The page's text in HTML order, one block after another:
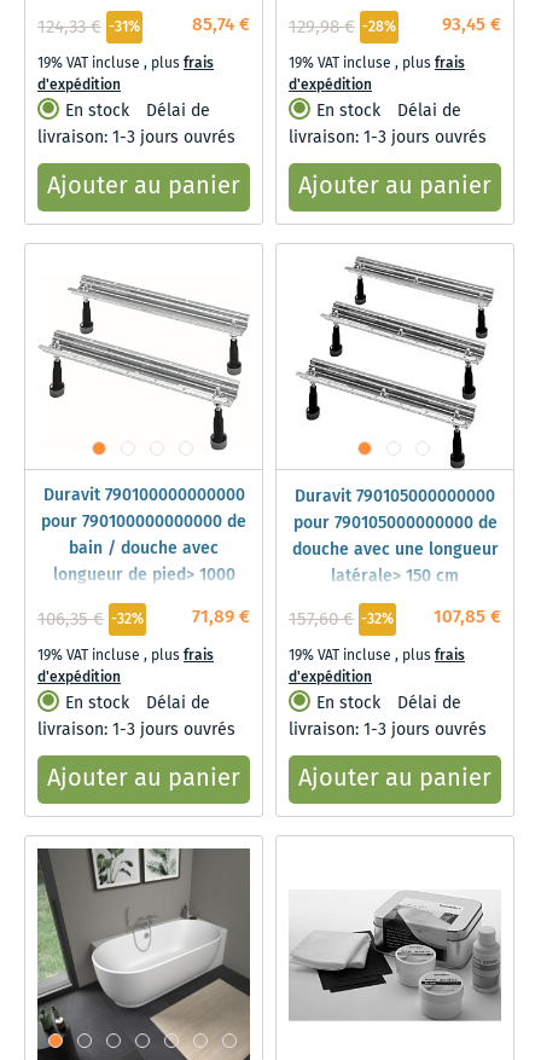
85,74 €
124,33 € -31%
19% VAT incluse , plusfrais
d'expédition
En stock
Délai de
livraison: 1-3 jours ouvrés
Ajouter au panier
93,45 €
129,98 € -28%
19% VAT incluse , plusfrais
d'expédition
En stock
Délai de
livraison: 1-3 jours ouvrés
Ajouter au panier
Duravit 790100000000000
pour 790100000000000 de
bain / douche avec
longueur de pied> 1000
mm
71,89 €
106,35 € -32%
19% VAT incluse , plusfrais
d'expédition
En stock
Délai de
livraison: 1-3 jours ouvrés
Ajouter au panier
Duravit 790105000000000
pour 790105000000000 de
douche avec une longueur
latérale> 150 cm
107,85 €
157,60 € -32%
19% VAT incluse , plusfrais
d'expédition
En stock
Délai de
livraison: 1-3 jours ouvrés
Ajouter au panier